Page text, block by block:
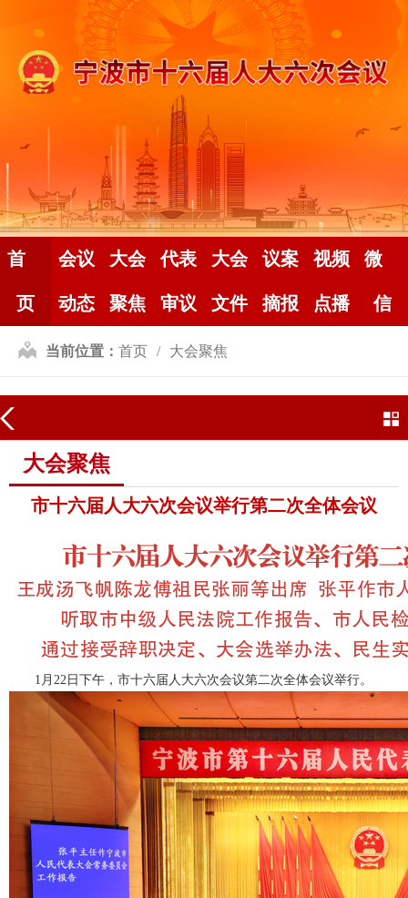
首
页
会议
动态
大会
聚焦
代表
审议
大会
文件
议案
摘报
视频
点播
微
信
当前位置： 首页 大会聚焦
大会聚焦
市十六届人大六次会议举行第二次全体会议
1月22日下午，市十六届人大六次会议第二次全体会议举行。